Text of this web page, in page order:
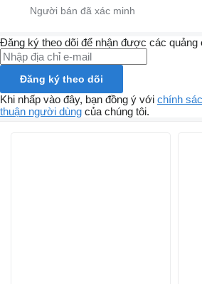
Đăng ký theo dõi để nhận được các
Đăng ký theo dõi
Khi nhấp vào đây, bạn đồng ý với chính
thuận người dùng của chúng tôi.